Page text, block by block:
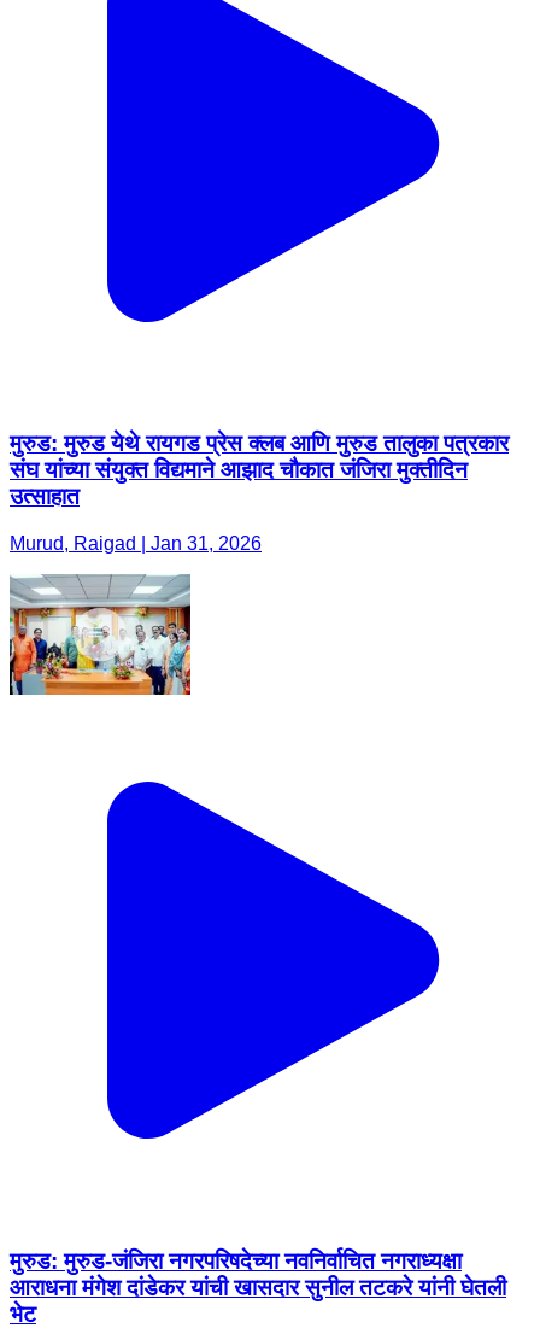
मुरुड: मुरुड येथे रायगड प्रेस क्लब आणि मुरुड तालुका पत्रकार
संघ यांच्या संयुक्त विद्यमाने आझाद चौकात जंजिरा मुक्तीदिन
उत्साहात
Murud, Raigad | Jan 31, 2026
मुरुड: मुरुड-जंजिरा नगरपरिषदेच्या नवनिर्वाचित नगराध्यक्षा
आराधना मंगेश दांडेकर यांची खासदार सुनील तटकरे यांनी घेतली
भेट